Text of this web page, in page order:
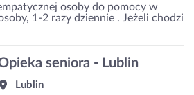
osoby do pomocy w
1-2 razy dziennie . Jeżeli chodzi
seniora - Lublin
Lublin